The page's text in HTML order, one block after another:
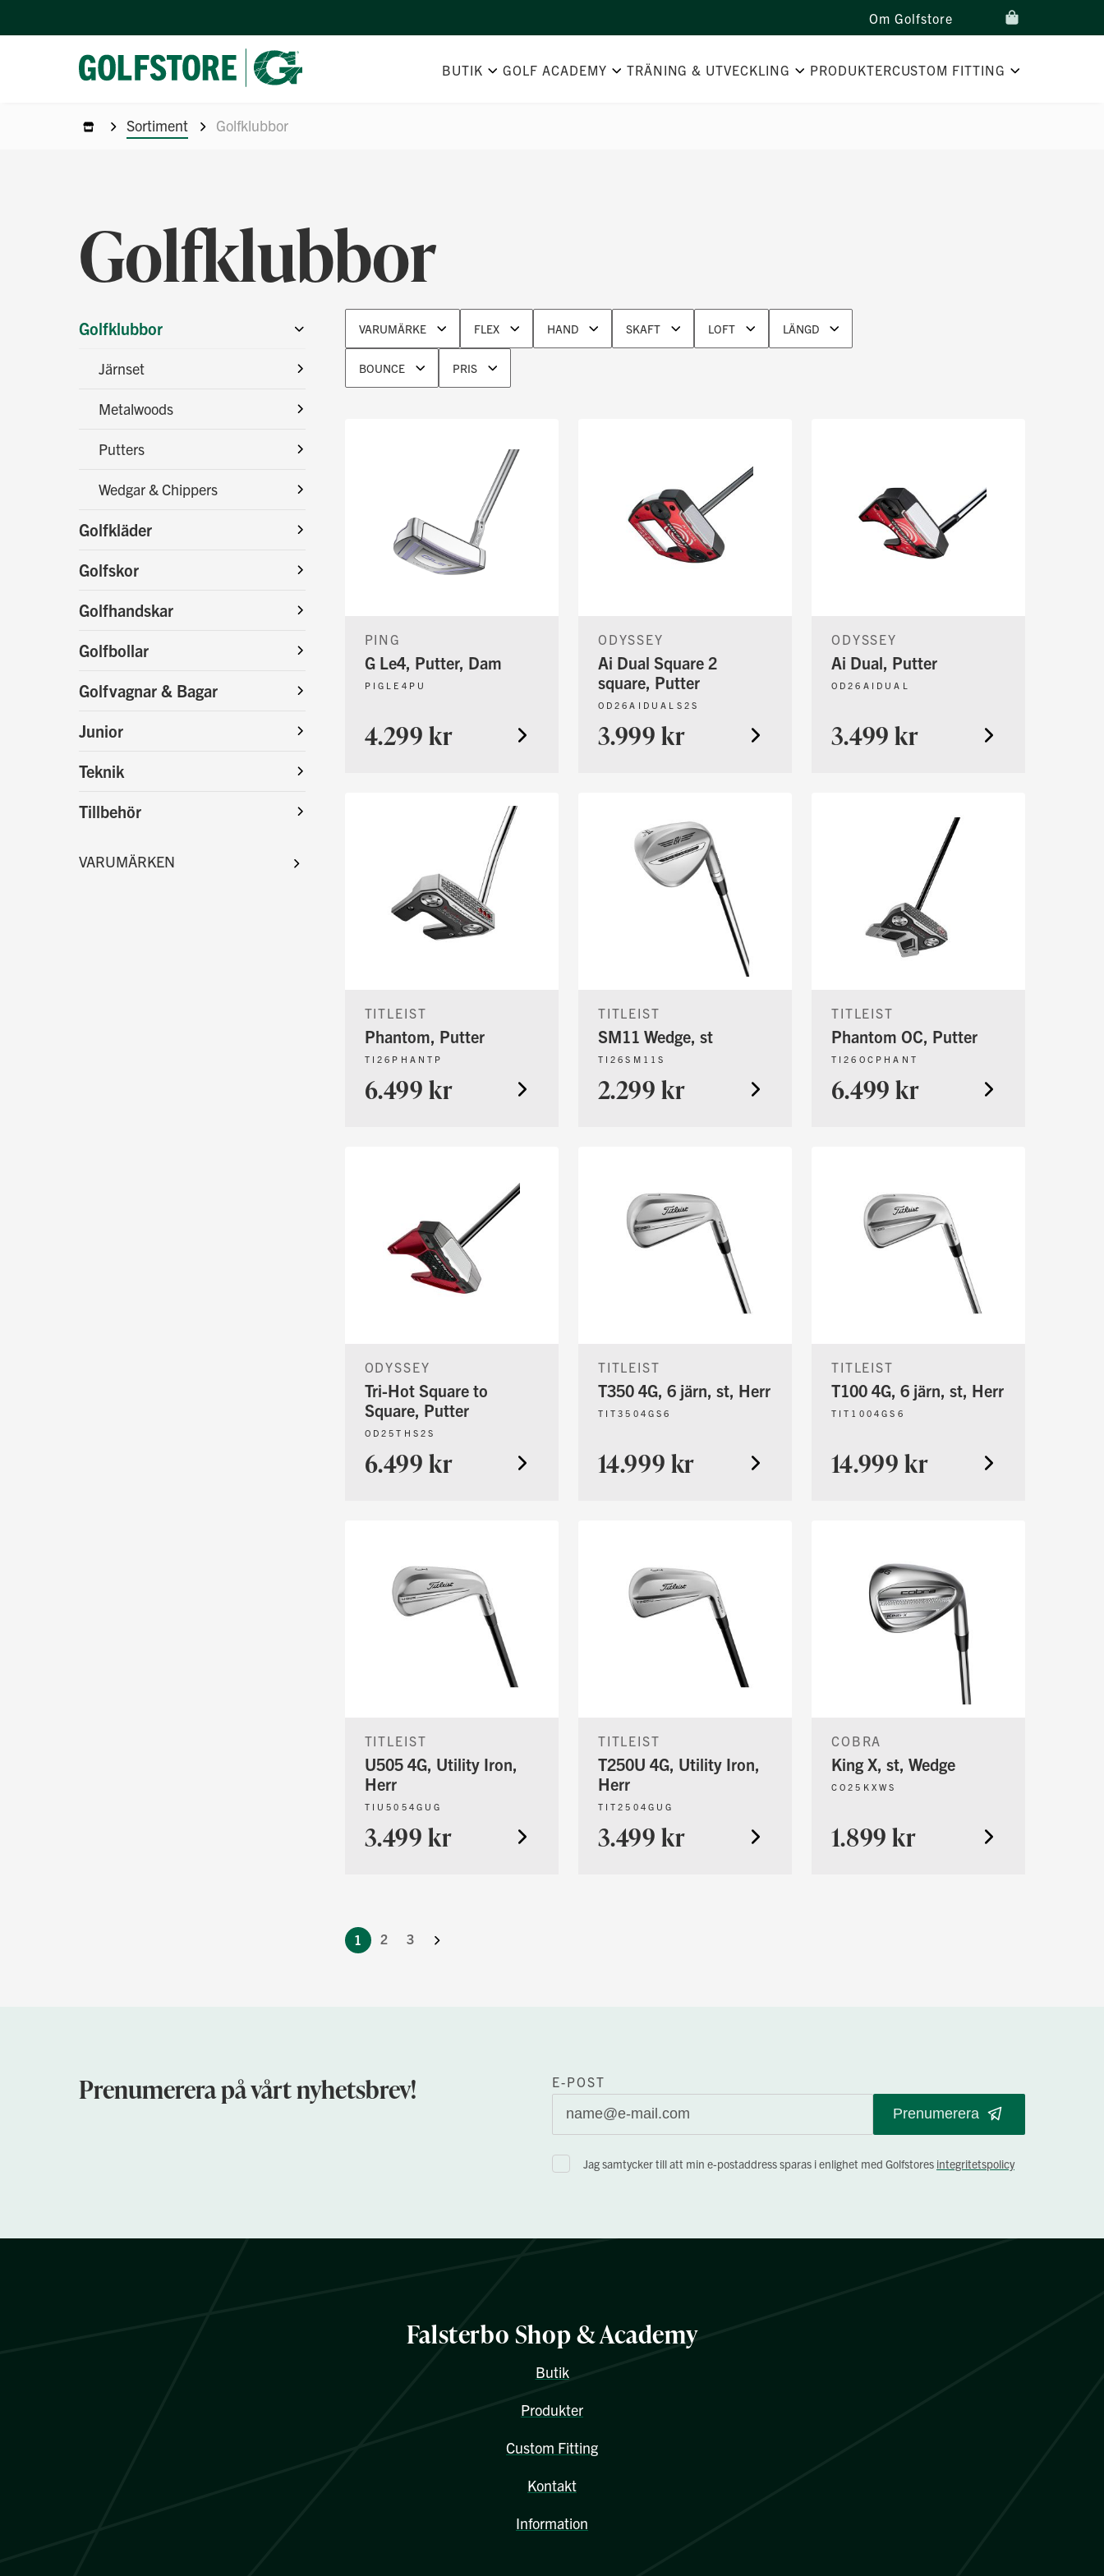
Om Golfstore
BUTIK GOLF ACADEMY TRÄNING & UTVECKLING PRODUKTERCUSTOM FITTING
Sortiment Golfklubbor
Golfklubbor
VARUMÄRKE FLEX HAND SKAFT LOFT LÄNGD
BOUNCE PRIS
PING
G Le4, Putter, Dam
PIGLE4PU
4.299 kr
ODYSSEY
Ai Dual Square 2
square, Putter
OD26AIDUALS2S
3.999 kr
ODYSSEY
Ai Dual, Putter
OD26AIDUAL
3.499 kr
TITLEIST
Phantom, Putter
TI26PHANTP
6.499 kr
TITLEIST
SM11 Wedge, st
TI26SM11S
2.299 kr
TITLEIST
Phantom OC, Putter
TI26OCPHANT
6.499 kr
ODYSSEY
Tri-Hot Square to
Square, Putter
OD25THS2S
6.499 kr
TITLEIST
T350 4G, 6 järn, st, Herr
TIT3504GS6
14.999 kr
TITLEIST
T100 4G, 6 järn, st, Herr
TIT1004GS6
14.999 kr
TITLEIST
U505 4G, Utility Iron,
Herr
TIU5054GUG
3.499 kr
TITLEIST
T250U 4G, Utility Iron,
Herr
TIT2504GUG
3.499 kr
COBRA
King X, st, Wedge
CO25KXWS
1.899 kr
Sida
You're currently reading page
1 2 3 Nästa
Golfklubbor
Järnset
Metalwoods
Putters
Wedgar & Chippers
Golfkläder
Golfskor
Golfhandskar
Golfbollar
Golfvagnar & Bagar
Junior
Teknik
Tillbehör
Prenumerera på vårt nyhetsbrev!
E-POST
Prenumerera
Jag samtycker till att min e-postaddress sparas i enlighet med Golfstores integritetspolicy
Falsterbo Shop & Academy
Butik
Produkter
Custom Fitting
Kontakt
Information